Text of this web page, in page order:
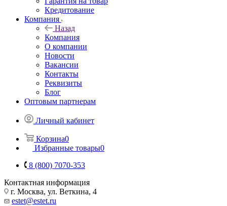
Кредитование
Компания
Назад
Компания
О компании
Новости
Вакансии
Контакты
Реквизиты
Блог
Оптовым партнерам
Личный кабинет
Корзина0
Избранные товары0
8 (800) 7070-353
Контактная информация
г. Москва, ул. Веткина, 4
estet@estet.ru